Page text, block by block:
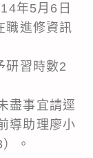
年5月6日
職進修資訊
研習時數2
盡事宜請逕
導助理廖小
。